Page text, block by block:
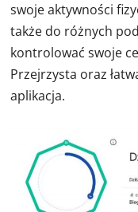
swoje aktywności
także do różnych
kontrolować swoje
Przejrzysta oraz
aplikacja.